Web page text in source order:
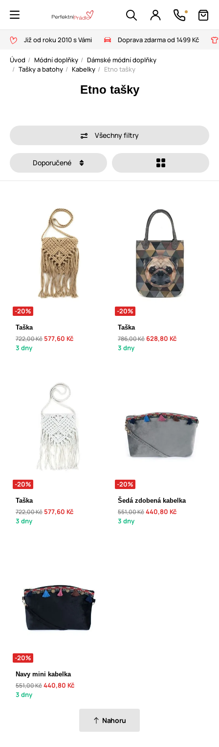
Již od roku 2010 s Vámi Doprava zdarma od 1499 Kč
Úvod Módní doplňky
Dámské módní doplňky
Tašky a batohy
Kabelky Etno tašky
Etno tašky
Všechny filtry
Doporučené
-20%
Taška
722,00 Kč 577,60 Kč
3 dny
-20%
Taška
786,00 Kč 628,80 Kč
3 dny
-20%
Taška
722,00 Kč 577,60 Kč
3 dny
-20%
Šedá zdobená kabelka
551,00 Kč440,80 Kč
3 dny
-20%
Navy mini kabelka
551,00 Kč440,80 Kč
3 dny
Nahoru